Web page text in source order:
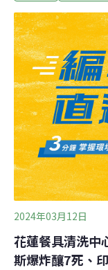
下的超低警戒線，
政府宣布進入乾旱
200至210公升之
灌溉用水被調降了
然而，即使官方數
量約為116公升，
根據《美聯社》報
鎮居民，每周甚至
降水量直線
2024年03月12日
花蓮餐具清洗中
斯爆炸釀7死、